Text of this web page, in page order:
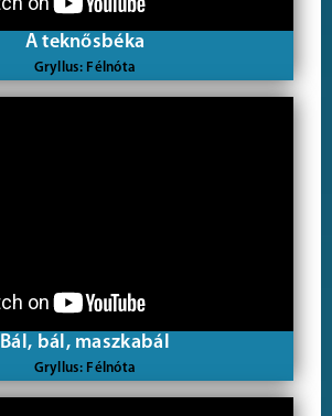
A teknősbéka
Gryllus: Félnóta
Bál, bál, maszkabál
Gryllus: Félnóta